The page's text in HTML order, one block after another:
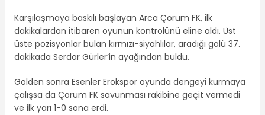
Karşılaşmaya baskılı başlayan Arca Çorum FK, ilk
dakikalardan itibaren oyunun kontrolünü eline aldı. Üst
üste pozisyonlar bulan kırmızı-siyahlılar, aradığı golü 37.
dakikada Serdar Gürler’in ayağından buldu.
Golden sonra Esenler Erokspor oyunda dengeyi kurmaya
çalışsa da Çorum FK savunması rakibine geçit vermedi
ve ilk yarı 1-0 sona erdi.